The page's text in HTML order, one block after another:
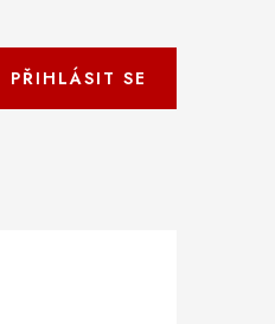
PŘIHLÁSIT SE